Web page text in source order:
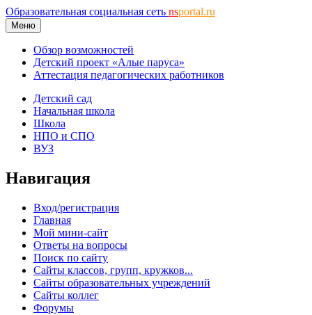
Образовательная социальная сеть nsportal.ru
Меню
Обзор возможностей
Детский проект «Алые паруса»
Аттестация педагогических работников
Детский сад
Начальная школа
Школа
НПО и СПО
ВУЗ
Навигация
Вход/регистрация
Главная
Мой мини-сайт
Ответы на вопросы
Поиск по сайту
Сайты классов, групп, кружков...
Сайты образовательных учреждений
Сайты коллег
Форумы